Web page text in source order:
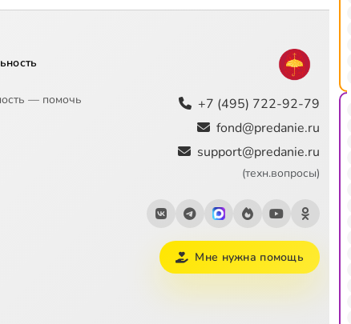
— помочь
+7 (495) 722-92-79
fond@predanie.ru
support@predanie.ru
(техн.вопросы)
Мне нужна помощь